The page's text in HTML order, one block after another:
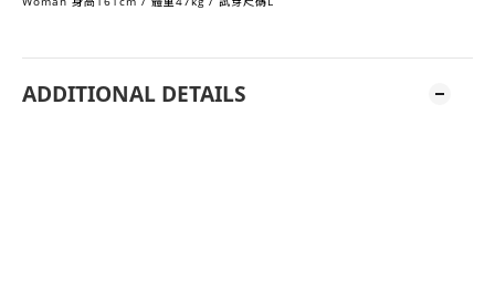
ADDITIONAL DETAILS